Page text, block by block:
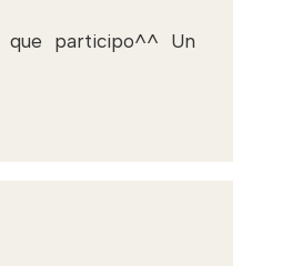
que participo^^ Un